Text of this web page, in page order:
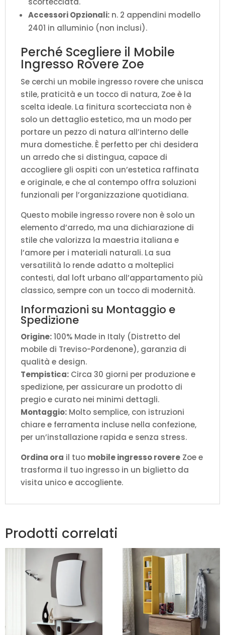
Accessori Opzionali: n. 2 appendini modello
2401 in alluminio (non inclusi).
Perché Scegliere il Mobile
Ingresso Rovere Zoe
Se cerchi un mobile ingresso rovere che unisca
stile, praticità e un tocco di natura, Zoe è la
scelta ideale. La finitura scortecciata non è
solo un dettaglio estetico, ma un modo per
portare un pezzo di natura all’interno delle
mura domestiche. È perfetto per chi desidera
un arredo che si distingua, capace di
accogliere gli ospiti con un’estetica raffinata
e originale, e che al contempo offra soluzioni
funzionali per l’organizzazione quotidiana.
Questo mobile ingresso rovere non è solo un
elemento d’arredo, ma una dichiarazione di
stile che valorizza la maestria italiana e
l’amore per i materiali naturali. La sua
versatilità lo rende adatto a molteplici
contesti, dal loft urbano all’appartamento più
classico, sempre con un tocco di modernità.
Informazioni su Montaggio e
Spedizione
Origine:100% Made in Italy (Distretto del
mobile di Treviso-Pordenone), garanzia di
qualità e design.
Tempistica: Circa 30 giorni per produzione e
spedizione, per assicurare un prodotto di
pregio e curato nei minimi dettagli.
Montaggio: Molto semplice, con istruzioni
chiare e ferramenta incluse nella confezione,
per un’installazione rapida e senza stress.
Ordina ora il tuo mobile ingresso rovere Zoe e
trasforma il tuo ingresso in un biglietto da
visita unico e accogliente.
Prodotti correlati